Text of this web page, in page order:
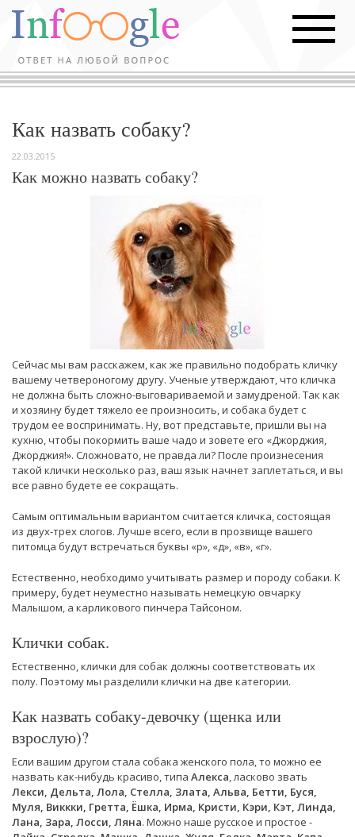
Как назвать собаку?
22.03.2015
Как можно назвать собаку?
Сейчас мы вам расскажем, как же правильно подобрать кличку
вашему четвероногому другу. Ученые утверждают, что кличка
не должна быть сложно-выговариваемой и замудреной. Так как
и хозяину будет тяжело ее произносить, и собака будет с
трудом ее воспринимать. Ну, вот представьте, пришли вы на
кухню, чтобы покормить ваше чадо и зовете его «Джорджия,
Джорджия!». Сложновато, не правда ли? После произнесения
такой клички несколько раз, ваш язык начнет заплетаться, и вы
все равно будете ее сокращать.
Самым оптимальным вариантом считается кличка, состоящая
из двух-трех слогов. Лучше всего, если в прозвище вашего
питомца будут встречаться буквы «р», «д», «в», «г».
Естественно, необходимо учитывать размер и породу собаки. К
примеру, будет неуместно называть немецкую овчарку
Малышом, а карликового пинчера Тайсоном.
Клички собак.
Естественно, клички для собак должны соответствовать их
полу. Поэтому мы разделили клички на две категории.
Как назвать собаку-девочку (щенка или
взрослую)?
Если вашим другом стала собака женского пола, то можно ее
назвать как-нибудь красиво, типа Алекса, ласково звать
Лекси, Дельта, Лола, Стелла, Злата, Альва, Бетти, Буся,
Муля, Виккки, Гретта, Ёшка, Ирма, Кристи, Кэри, Кэт, Линда,
Лана, Зара, Лосси, Ляна. Можно наше русское и простое -